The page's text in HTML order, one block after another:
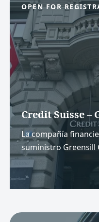
OPEN FOR
Credit Suisse –
La compañía
suministro Greensill